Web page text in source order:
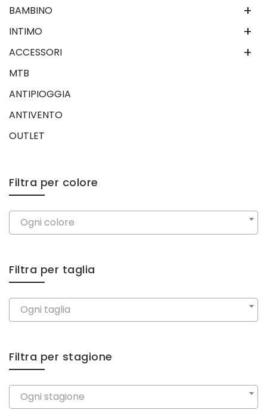
+
BAMBINO
+
INTIMO
+
ACCESSORI
MTB
ANTIPIOGGIA
ANTIVENTO
OUTLET
Filtra per colore
Ogni colore
Filtra per taglia
Ogni taglia
Filtra per stagione
Ogni stagione